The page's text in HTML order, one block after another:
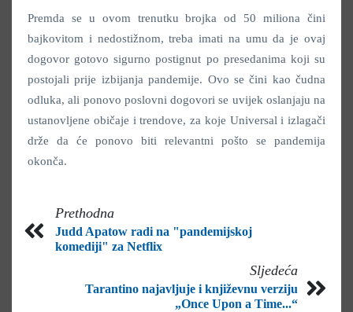
Premda se u ovom trenutku brojka od 50 miliona čini
bajkovitom i nedostižnom, treba imati na umu da je ovaj
dogovor gotovo sigurno postignut po presedanima koji su
postojali prije izbijanja pandemije. Ovo se čini kao čudna
odluka, ali ponovo poslovni dogovori se uvijek oslanjaju na
ustanovljene običaje i trendove, za koje Universal i izlagači
drže da će ponovo biti relevantni pošto se pandemija
okonča.
Prethodna
Judd Apatow radi na "pandemijskoj
komediji" za Netflix
Sljedeća
Tarantino najavljuje i književnu verziju
„Once Upon a Time...“